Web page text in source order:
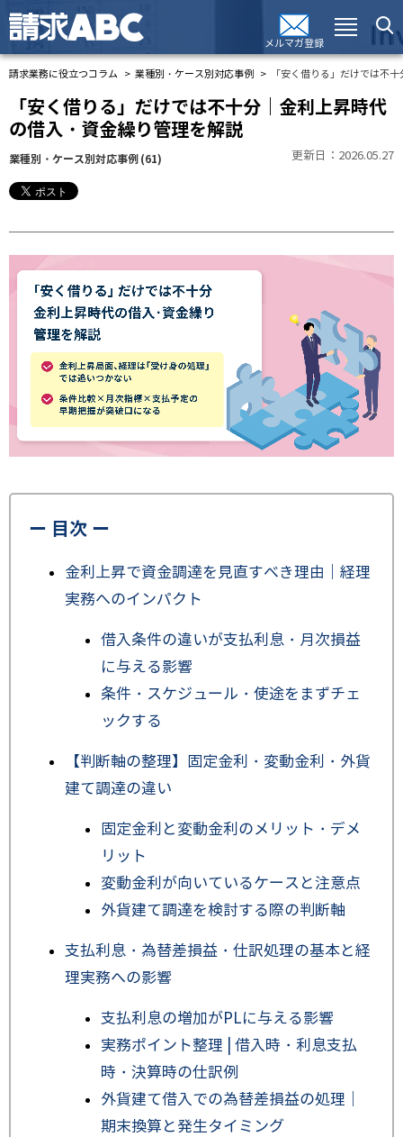
メルマガ登録
請求業務に役立つコラム 業種別・ケース別対応事例 「安く借りる」だけでは不
「安く借りる」だけでは不十分｜金利上昇時代
の借入・資金繰り管理を解説
業種別・ケース別対応事例 (61) 更新日：2026.05.27
ー 目次 ー
金利上昇で資金調達を見直すべき理由｜経理
実務へのインパクト
借入条件の違いが支払利息・月次損益
に与える影響
条件・スケジュール・使途をまずチェ
ックする
【判断軸の整理】固定金利・変動金利・外貨
建て調達の違い
固定金利と変動金利のメリット・デメ
リット
変動金利が向いているケースと注意点
外貨建て調達を検討する際の判断軸
支払利息・為替差損益・仕訳処理の基本と経
理実務への影響
支払利息の増加がPLに与える影響
実務ポイント整理 | 借入時・利息支払
時・決算時の仕訳例
外貨建て借入での為替差損益の処理｜
期末換算と発生タイミング